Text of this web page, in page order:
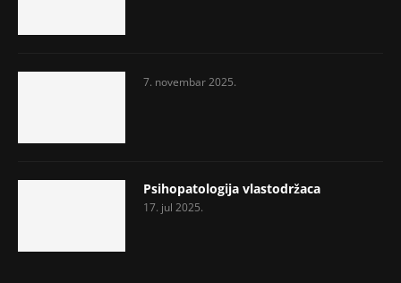
7. novembar 2025.
Psihopatologija vlastodržaca
17. jul 2025.